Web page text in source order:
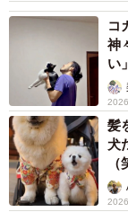
コ
神
い
髪
犬